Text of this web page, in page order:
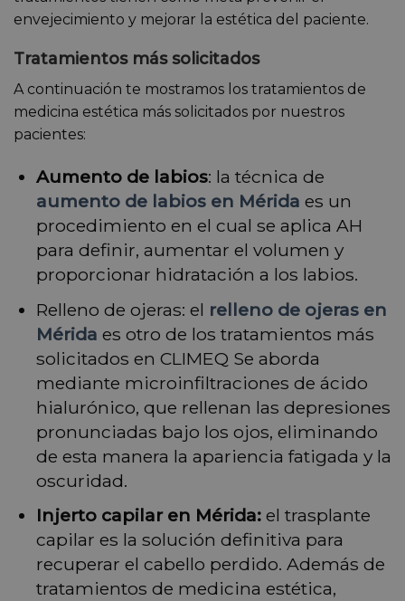
envejecimiento y mejorar la estética del paciente.
Tratamientos más solicitados
A continuación te mostramos los tratamientos de
medicina estética más solicitados por nuestros
pacientes:
Aumento de labios: la técnica de
aumento de labios en Mérida es un
procedimiento en el cual se aplica AH
para definir, aumentar el volumen y
proporcionar hidratación a los labios.
Relleno de ojeras: el relleno de ojeras en
Mérida es otro de los tratamientos más
solicitados en CLIMEQ Se aborda
mediante microinfiltraciones de ácido
hialurónico, que rellenan las depresiones
pronunciadas bajo los ojos, eliminando
de esta manera la apariencia fatigada y la
oscuridad.
Injerto capilar en Mérida:el trasplante
capilar es la solución definitiva para
recuperar el cabello perdido. Además de
tratamientos de medicina estética,